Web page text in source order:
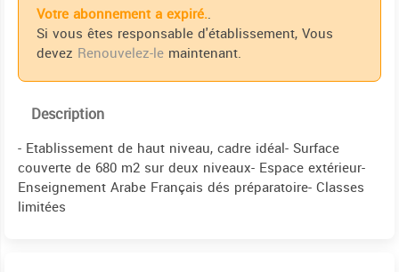
Votre abonnement a expiré..
Si vous êtes responsable d'établissement, Vous
devez Renouvelez-le maintenant.
Description
- Etablissement de haut niveau, cadre idéal- Surface
couverte de 680 m2 sur deux niveaux- Espace extérieur-
Enseignement Arabe Français dés préparatoire- Classes
limitées